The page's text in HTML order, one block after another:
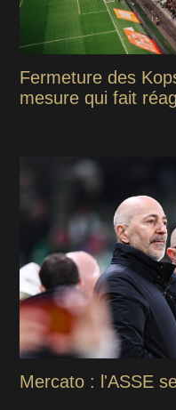
Fermeture des
mesure qui fait
Mercato : l'ASSE